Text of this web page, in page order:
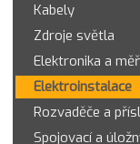
Kabely
Zdroje světla
Elektronika a
Elektroinstalace
Rozvaděče a
Spojovací a